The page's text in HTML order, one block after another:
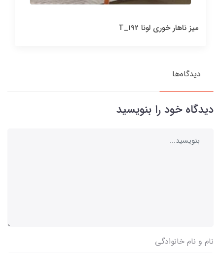
میز ناهار خوری لونا T_192
دیدگاه‌ها
دیدگاه خود را بنویسید
نام و نام خانوادگی